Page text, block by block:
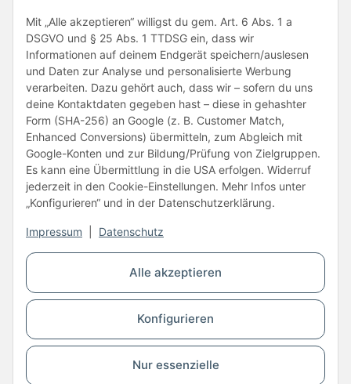
Alle akzeptieren
Konfigurieren
Nur essenzielle
Mit „Alle akzeptieren“ willigst du gem. Art. 6 Abs. 1 a
DSGVO und § 25 Abs. 1 TTDSG ein, dass wir
Informationen auf deinem Endgerät speichern/auslesen
und Daten zur Analyse und personalisierte Werbung
verarbeiten. Dazu gehört auch, dass wir – sofern du uns
deine Kontaktdaten gegeben hast – diese in gehashter
Form (SHA-256) an Google (z. B. Customer Match,
Enhanced Conversions) übermitteln, zum Abgleich mit
Google-Konten und zur Bildung/Prüfung von Zielgruppen.
Es kann eine Übermittlung in die USA erfolgen. Widerruf
jederzeit in den Cookie-Einstellungen. Mehr Infos unter
„Konfigurieren“ und in der Datenschutzerklärung.
Impressum Datenschutz
Folge uns
Unsere Partner
Vertrag widerrufen
* Alle Preise inkl. gesetzlicher USt., zzgl.Versand
© Copyright © 2026 www.kartons24.de
BB-Verpackungen GmbH
- Brendelweg 167, 27755 Delmenhorst - Telefon:
+49 (0)4221 42165 30